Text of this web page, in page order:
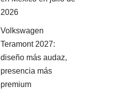
2026
Volkswagen
Teramont 2027:
diseño más audaz,
presencia más
premium